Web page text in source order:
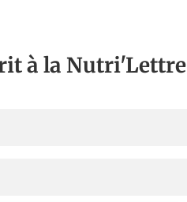
à la Nutri'Lettre